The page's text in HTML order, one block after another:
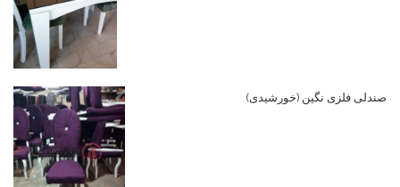
صندلی فلزی نگین (خورشیدی)